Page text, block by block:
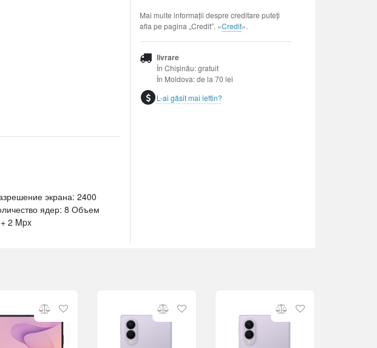
экрана: 2400
ядер: 8 Объем
2 Mpx
Mai multe informații despre creditare puteți
afla pe pagina „Credit”. «Credit».
livrare
În Chișinău: gratuit
În Moldova: de la 70 lei
L-ai găsit mai ieftin?